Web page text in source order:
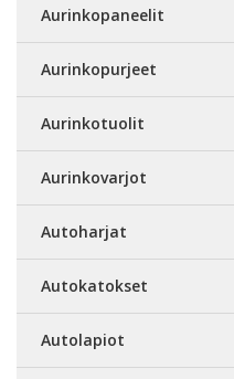
Aurinkopaneelit
Aurinkopurjeet
Aurinkotuolit
Aurinkovarjot
Autoharjat
Autokatokset
Autolapiot